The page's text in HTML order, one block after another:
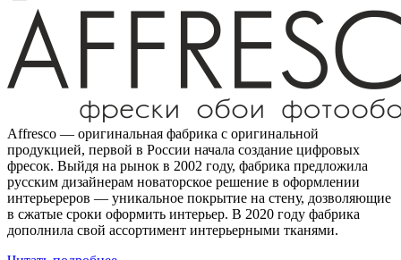
Affresco — оригинальная фабрика с оригинальной
продукцией, первой в России начала создание цифровых
фресок. Выйдя на рынок в 2002 году, фабрика предложила
русским дизайнерам новаторское решение в оформлении
интерьереров — уникальное покрытие на стену, дозволяющие
в сжатые сроки оформить интерьер. В 2020 году фабрика
дополнила свой ассортимент интерьерными тканями.